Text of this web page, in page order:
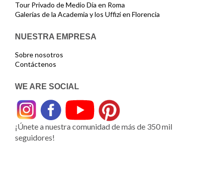
Tour Privado de Medio Día en Roma
Galerías de la Academia y los Uffizi en Florencia
NUESTRA EMPRESA
Sobre nosotros
Contáctenos
WE ARE SOCIAL
¡Únete a nuestra comunidad de más de 350 mil
seguidores!